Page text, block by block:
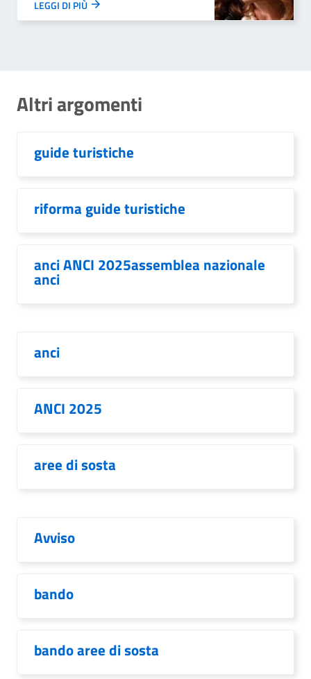
LEGGI DI PIÙ
Altri argomenti
guide turistiche
riforma guide turistiche
anci ANCI 2025assemblea nazionale
anci
anci
ANCI 2025
aree di sosta
Avviso
bando
bando aree di sosta